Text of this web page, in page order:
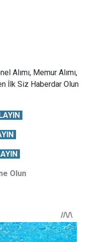
Alımı, Memur Alımı,
İlk Siz Haberdar Olun
Olun